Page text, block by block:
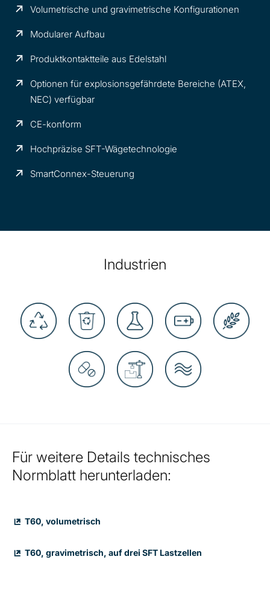
Volumetrische und gravimetrische Konfigurationen
Modularer Aufbau
Produktkontaktteile aus Edelstahl
Optionen für explosionsgefährdete Bereiche (ATEX,
NEC) verfügbar
CE-konform
Hochpräzise SFT-Wägetechnologie
SmartConnex-Steuerung
Industrien
Für weitere Details technisches
Normblatt herunterladen:
T60, volumetrisch
T60, gravimetrisch, auf drei SFT Lastzellen